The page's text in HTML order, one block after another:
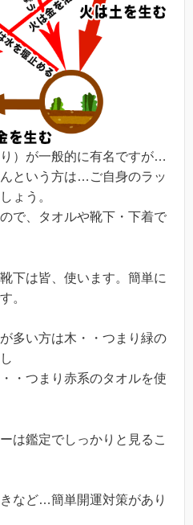
）が一般的に有名ですが…
という方は…ご自身のラッ
ょう。
で、タオルや靴下・下着で
下は皆、使います。簡単に
。
多い方は木・・つまり緑の
・つまり赤系のタオルを使
は鑑定でしっかりと見るこ
など…簡単開運対策があり